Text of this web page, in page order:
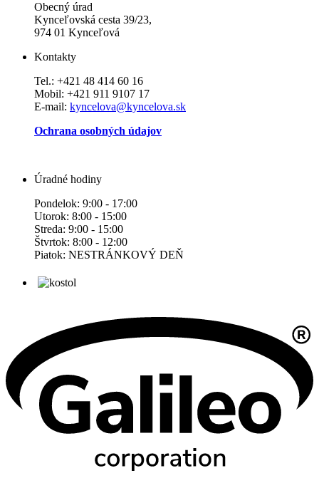
Obecný úrad
Kynceľovská cesta 39/23,
974 01 Kynceľová
Kontakty
Tel.: +421 48 414 60 16
Mobil: +421 911 9107 17
E-mail: kyncelova@kyncelova.sk
Ochrana osobných údajov
Úradné hodiny
Pondelok: 9:00 - 17:00
Utorok: 8:00 - 15:00
Streda: 9:00 - 15:00
Štvrtok: 8:00 - 12:00
Piatok: NESTRÁNKOVÝ DEŇ